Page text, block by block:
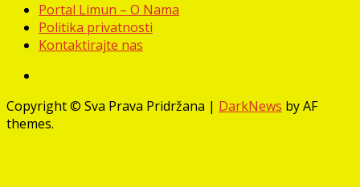
Portal Limun – O Nama
Politika privatnosti
Kontaktirajte nas
Copyright © Sva Prava Pridržana | DarkNews by AF
themes.